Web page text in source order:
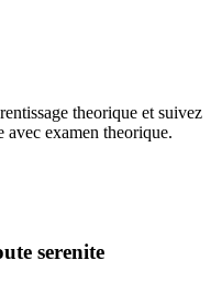
theorique et suivez
avec examen theorique.
serenite